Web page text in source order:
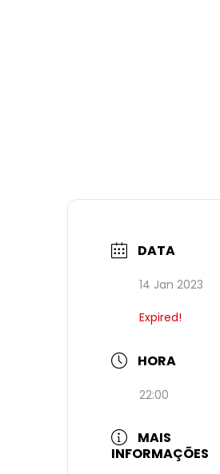
DATA
14 Jan 2023
Expired!
HORA
22:00
MAIS
INFORMAÇÕES